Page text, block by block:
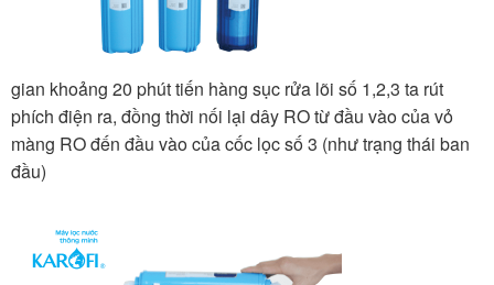
gian khoảng 20 phút tiến hàng sục rửa lõi số 1,2,3 ta rút
phích điện ra, đồng thời nối lại dây RO từ đầu vào của vỏ
màng RO đến đầu vào của cốc lọc số 3 (như trạng thái ban
đầu)